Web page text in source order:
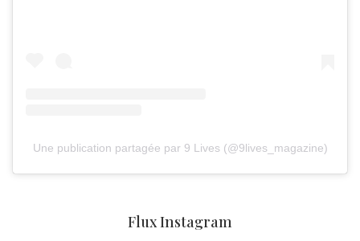
Une publication partagée par 9 Lives (@9lives_magazine)
Flux Instagram